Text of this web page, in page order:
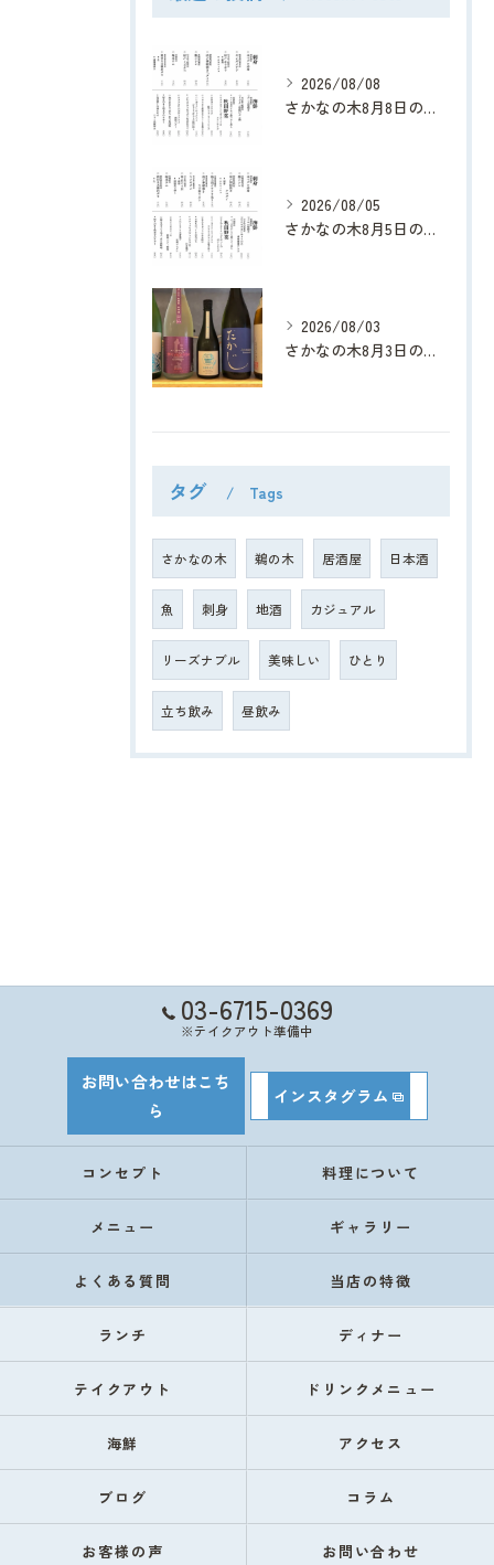
2026/08/08
さかなの木8月8日のメニューです。
2026/08/05
さかなの木8月5日のメニューです。
2026/08/03
さかなの木8月3日のメニューです。
タグ Tags
さかなの木 鵜の木 居酒屋 日本酒
魚 刺身 地酒 カジュアル
リーズナブル 美味しい ひとり
立ち飲み 昼飲み
03-6715-0369
※テイクアウト準備中
お問い合わせはこち
ら
インスタグラム
コンセプト 料理について
メニュー ギャラリー
よくある質問 当店の特徴
ランチ ディナー
テイクアウト ドリンクメニュー
海鮮 アクセス
ブログ コラム
お客様の声 お問い合わせ